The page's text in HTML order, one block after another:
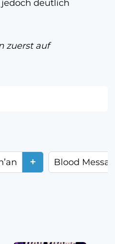
deutlich
zuerst auf
+ Blood